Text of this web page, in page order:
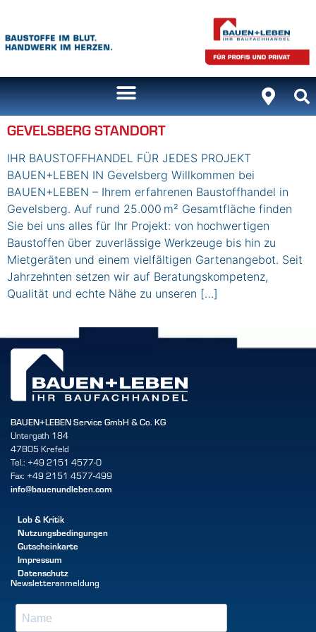
GEVELSBERG STANDORT
IHR BAUSTOFFHANDEL FÜR JEDES PROJEKT
BAUEN+LEBEN IN Gevelsberg Willkommen bei
BAUEN+LEBEN – Ihrem erfahrenen Baustoffhandel in
Gevelsberg. Auf rund 25.000 m² Gesamtfläche finden
Sie bei uns alles für Ihr Projekt: von hochwertigen
Baustoffen über zuverlässige Werkzeuge bis hin zu
Mietgeräten und einem vielfältigen Gartenangebot. Seit
Jahrzehnten setzen wir auf Beratungskompetenz,
Qualität und echte Nähe zu unseren […]
BAUEN+LEBEN Service GmbH & Co. KG
Untergath 184
47805 Krefeld
Tel.: +49 2151 4577-0
Fax: +49 2151 4577-499
info@bauenundleben.com
Lob & Kritik
Nutzungsbedingungen
Gutscheinkarte
Impressum
Datenschutz
Newsletteranmeldung